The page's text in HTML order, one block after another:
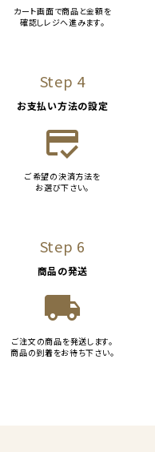
カート画面で商品と金額を
確認しレジへ進みます。
Step 4
お支払い方法の設定
credit_score
ご希望の決済方法を
お選び下さい。
Step 6
商品の発送
local_shipping
ご注文の商品を発送します。
商品の到着をお待ち下さい。